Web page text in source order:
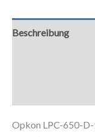
Beschreibung
Opkon LPC-650-